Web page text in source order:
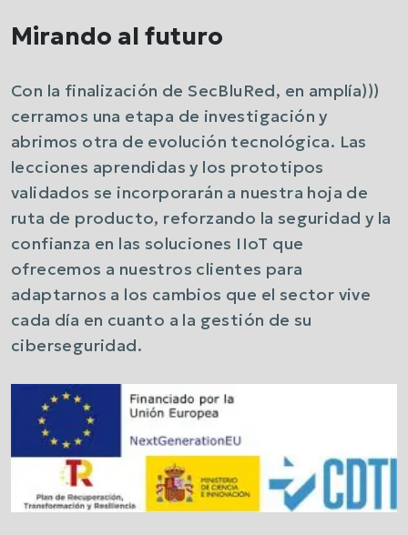
Mirando al futuro
Con la finalización de SecBluRed, en amplía)))
cerramos una etapa de investigación y
abrimos otra de evolución tecnológica. Las
lecciones aprendidas y los prototipos
validados se incorporarán a nuestra hoja de
ruta de producto, reforzando la seguridad y la
confianza en las soluciones IIoT que
ofrecemos a nuestros clientes para
adaptarnos a los cambios que el sector vive
cada día en cuanto a la gestión de su
ciberseguridad.